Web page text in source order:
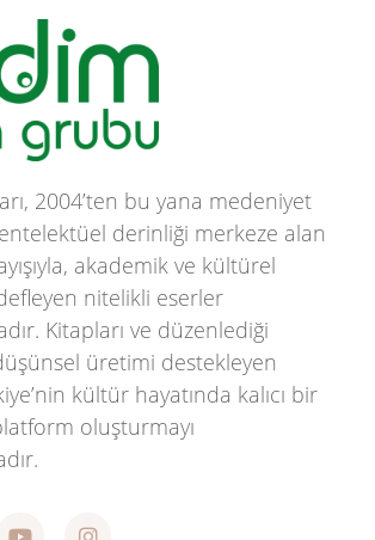
2004’ten bu yana medeniyet
derinliği merkeze alan
akademik ve kültürel
nitelikli eserler
Kitapları ve düzenlediği
üretimi destekleyen
kültür hayatında kalıcı bir
oluşturmayı